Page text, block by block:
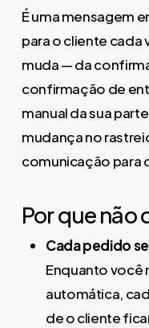
É uma mensagem
para o cliente
muda — da
confirmação de
manual da sua
mudança no
comunicação para
Por que não
Cada pedido
Enquanto
automática,
de o cliente